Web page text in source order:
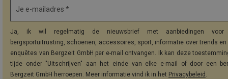
Je e-mailadres *
Ja, ik wil regelmatig de nieuwsbrief met aanbiedingen voor
bergsportuitrusting, schoenen, accessoires, sport, informatie over trends
enquêtes van Bergzeit GmbH per e-mail ontvangen. Ik kan deze
tijde onder "Uitschrijven" aan het einde van elke e-mail of door een
Bergzeit GmbH herroepen. Meer informatie vind ik in het Privacybeleid .